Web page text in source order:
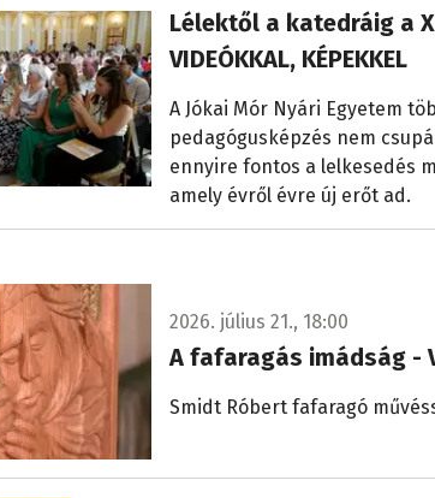
Lélektől a katedráig a
VIDEÓKKAL, KÉPEKKEL
A Jókai Mór Nyári Egyetem
pedagógusképzés nem
ennyire fontos a lelkesedés
amely évről évre új erőt ad.
2026. július 21., 18:00
A fafaragás imádság -
Smidt Róbert fafaragó